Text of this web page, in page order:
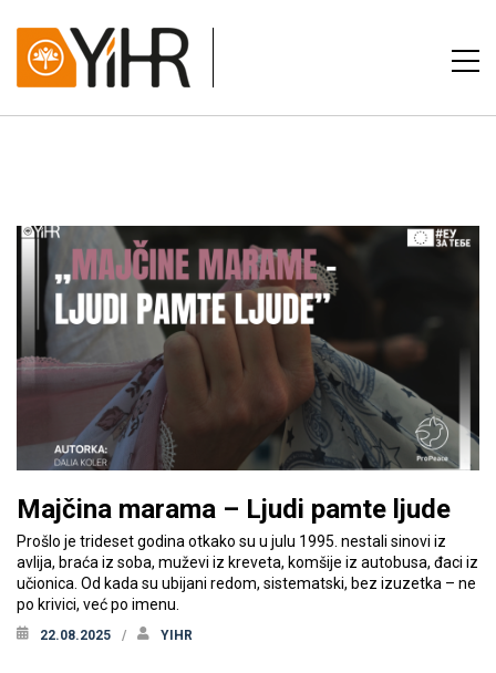
Majčina marama – Ljudi pamte ljude
Prošlo je trideset godina otkako su u julu 1995. nestali sinovi iz
avlija, braća iz soba, muževi iz kreveta, komšije iz autobusa, đaci iz
učionica. Od kada su ubijani redom, sistematski, bez izuzetka – ne
po krivici, već po imenu.
22.08.2025 YIHR